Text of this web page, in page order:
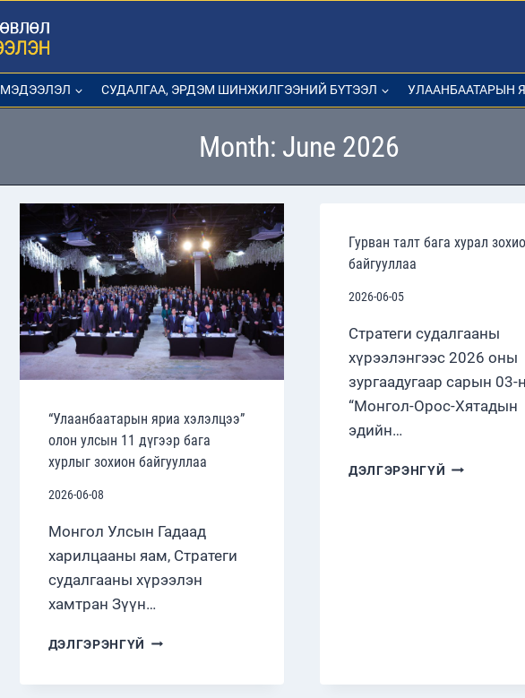
МЭДЭЭЛЭЛ СУДАЛГАА, ЭРДЭМ ШИНЖИЛГЭЭНИЙ БҮТЭЭЛ УЛААНБААТАРЫН
Month: June 2026
“Улаанбаатарын яриа хэлэлцээ”
олон улсын 11 дүгээр бага
хурлыг зохион байгууллаа
2026-06-08
Монгол Улсын Гадаад
харилцааны яам, Стратеги
судалгааны хүрээлэн
хамтран Зүүн…
ДЭЛГЭРЭНГҮЙ “УЛААНБААТАРЫН
Гурван талт бага хурал
байгууллаа
2026-06-05
Стратеги судалгааны
хүрээлэнгээс 2026 оны
зургаадугаар сарын 03-
“Монгол-Орос-Хятадын
эдийн…
ДЭЛГЭРЭНГҮЙ ГУРВАН